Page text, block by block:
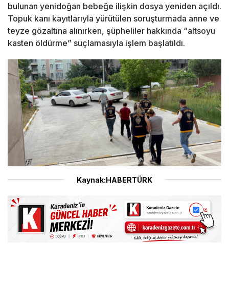
bulunan yenidoğan bebeğe ilişkin dosya yeniden açıldı.
Topuk kanı kayıtlarıyla yürütülen soruşturmada anne ve
teyze gözaltına alınırken, şüpheliler hakkında “altsoyu
kasten öldürme” suçlamasıyla işlem başlatıldı.
Kaynak:HABERTÜRK